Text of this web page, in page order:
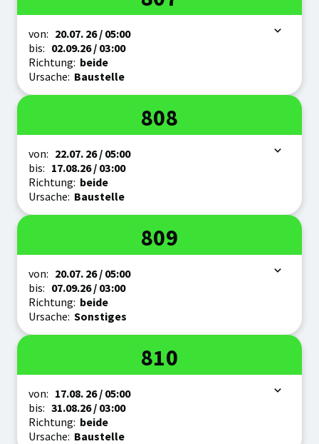
Zeitraum
von: 20.07. 26/ 05:00
bis: 02.09.26/ 03:00
Richtung: beide
Ursache: Baustelle
Linie
808
Zeitraum
von: 22.07. 26/ 05:00
bis: 17.08.26/ 03:00
Richtung: beide
Ursache: Baustelle
Linie
809
Zeitraum
von: 20.07. 26/ 05:00
bis: 07.09.26/ 03:00
Richtung: beide
Ursache: Sonstiges
Linie
810
Zeitraum
von: 17.08. 26/ 05:00
bis: 31.08.26/ 03:00
Richtung: beide
Ursache: Baustelle